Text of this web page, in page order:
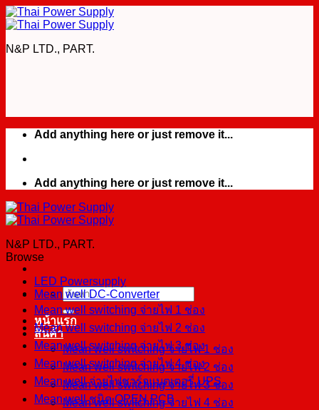
Skip
to
N&P LTD., PART.
Add anything here or just remove it...
Add anything here or just remove it...
N&P LTD., PART.
ค้นหา:
หน้าแรก
สินค้า
Mean well switching จ่ายไฟ 1 ช่อง
Mean well switching จ่ายไฟ 2 ช่อง
Mean well switching จ่ายไฟ 3 ช่อง
Mean well switching จ่ายไฟ 4 ช่อง
Browse
LED Powersupply
Mean well DC-Converter
Mean well switching จ่ายไฟ 1 ช่อง
Mean well switching จ่ายไฟ 2 ช่อง
Mean well switching จ่ายไฟ 3 ช่อง
Mean well switching จ่ายไฟ 4 ช่อง
Mean well จ่ายไฟชาร์จแบตเตอรี่ UPS
Mean well ชนิด OPEN PCB